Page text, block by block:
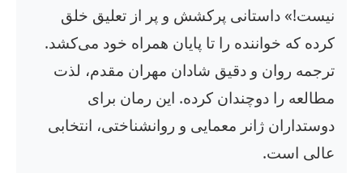
نیست!» داستانی پرکشش و پر از تعلیق خلق
کرده که خواننده را تا پایان همراه خود می‌کشد.
ترجمه روان و دقیق شادان مهران مقدم، لذت
مطالعه را دوچندان کرده. این رمان برای
دوستداران ژانر معمایی و روانشناختی، انتخابی
عالی است.